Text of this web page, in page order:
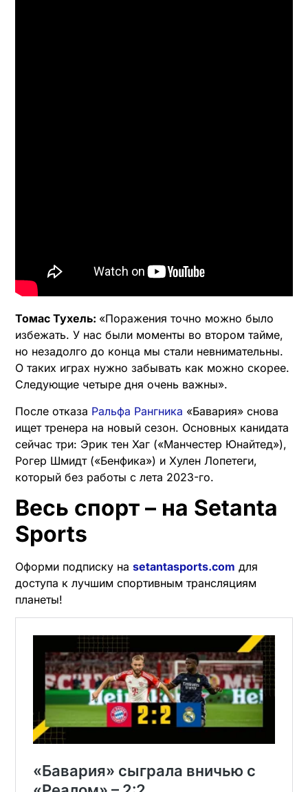
Томас Тухель: «Поражения точно можно было
избежать. У нас были моменты во втором тайме,
но незадолго до конца мы стали невнимательны.
О таких играх нужно забывать как можно скорее.
Следующие четыре дня очень важны».
После отказа Ральфа Рангника «Бавария» снова
ищет тренера на новый сезон. Основных канидата
сейчас три: Эрик тен Хаг («Манчестер Юнайтед»),
Рогер Шмидт («Бенфика») и Хулен Лопетеги,
который без работы с лета 2023-го.
Весь спорт – на Setanta
Sports
Оформи подписку на setantasports.com для
доступа к лучшим спортивным трансляциям
планеты!